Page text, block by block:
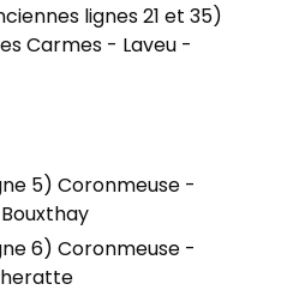
lignes 21 et 35)
Carmes - Laveu -
5) Coronmeuse -
6) Coronmeuse -